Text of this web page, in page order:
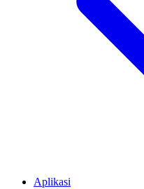
Aplikasi